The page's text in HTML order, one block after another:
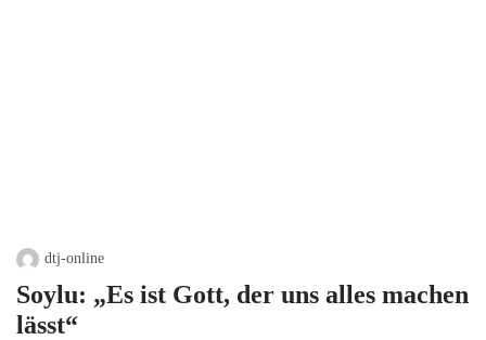
dtj-online
Soylu: „Es ist Gott, der uns alles machen
lässt“